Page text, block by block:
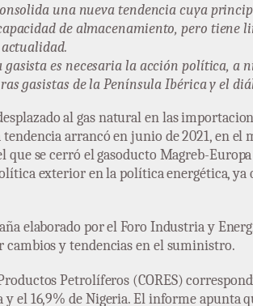
una nueva tendencia cuya
de almacenamiento, pero tiene
es necesaria la acción política, a
gasistas de la Península Ibérica y el
al gas natural en las
arrancó en junio de 2021, en
que se cerró el gasoducto Magreb-
exterior en la política energética, ya
elaborado por el Foro Industria y
cambios y tendencias en el suministro.
Petrolíferos (CORES)
y el 16,9% de Nigeria. El informe